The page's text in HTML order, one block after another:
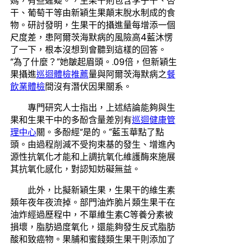
干、葡萄干等由新穎生果顛末脫水制成的食
物。研討發明，生果干的攝進量每增添一個
尺度差，患阿爾茨海默病的風險高4藍沐愣
了一下，根本沒想到會聽到這樣的回答。
“為了什麼？”她皺起眉頭。.09倍，但新穎生
果攝進巡迴體檢推薦量與阿爾茨海默病之餐
飲業體檢間沒有潛伏因果關系。
專門研究人士指出，上述結論能夠與生
果和生果干中的多酚含量差別有巡迴健康管
理中心關。多酚經“是的。”藍玉華點了點
頭。由過程削減不受拘束基的發生、增進內
源性抗氧化才能和上調抗氧化維護酶來施展
其抗氧化感化，對認知妨礙無益。
此外，比擬新穎生果，生果干的維生素
類年夜年夜流掉。部門油炸脆片類生果干在
油炸經過歷程中，不單維生素C等養分素被
損壞，脂肪過度氧化，還能夠發生反式脂肪
酸和致癌物。果脯和蜜餞類生果干則添加了